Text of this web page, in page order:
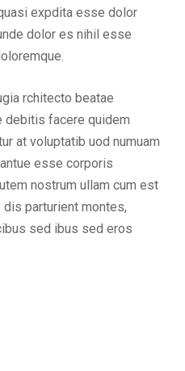
expdita esse dolor
dolor es nihil esse
rchitecto beatae
debitis facere quidem
at voluptatib uod numuam
esse corporis
nostrum ullam cum est
parturient montes,
sed ibus sed eros